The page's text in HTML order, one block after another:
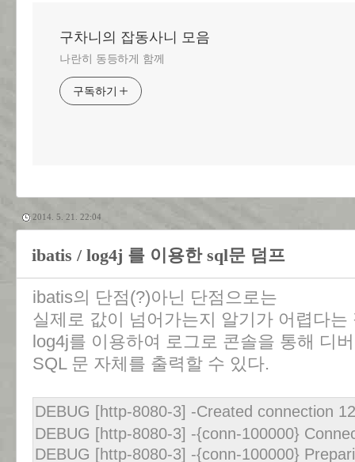
구차니의 잡동사니 모음
나란히 동등하게 함께
구독하기
2014. 5. 21. 22:04
ibatis / log4j 를 이용한 sql문 덤프
ibatis의 단점(?)아닌 단점으로는
실제로 값이 넘어가는지 알기가 어렵다는
log4j를 이용하여 로그로 콘솔을 통해 디
SQL 문 자체를 출력할 수 있다.
DEBUG [http-8080-3] -Created connection
DEBUG [http-8080-3] -{conn-100000}
DEBUG [http-8080-3] -{conn-100000}